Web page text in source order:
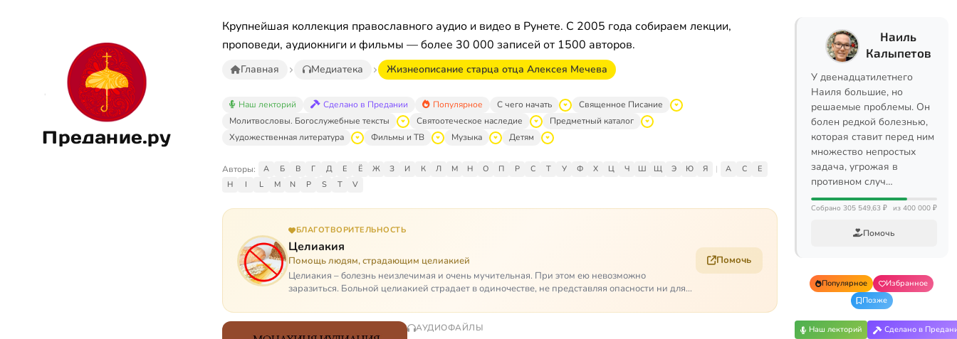
Предание.ру
Крупнейшая коллекция православного аудио и видео в Рунете. С 2005 года собираем лекции,
проповеди, аудиокниги и фильмы — более 30 000 записей от 1500 авторов.
Главная Медиатека Жизнеописание старца отца Алексея Мечева
Наш лекторий Сделано в Предании Популярное С чего начать
Священное Писание
Молитвословы. Богослужебные тексты
Святоотеческое наследие
Предметный каталог
Художественная литература
Фильмы и ТВ Музыка Детям
Авторы: А Б В Г Д Е Ё Ж З И К Л М Н О П Р С Т У Ф Х Ц Ч Ш Щ Э Ю Я | A C
E
H
I L M N P S T V
БЛАГОТВОРИТЕЛЬНОСТЬ
Целиакия
Помощь людям, страдающим целиакией
Целиакия – болезнь неизлечимая и очень мучительная. При этом ею невозможно
заразиться. Больной целиакией страдает в одиночестве, не представляя опасности ни для
Помочь
АУДИОФАЙЛЫ
Наиль
Калыпетов
У двенадцатилетнего
Наиля большие, но
решаемые проблемы. Он
болен редкой болезнью,
которая ставит перед ним
множество непростых
задача, угрожая в
противном случ…
Собрано 305 549,63 ₽ из 400 000 ₽
Помочь
Популярное
Избранное
Позже
Наш лекторий Сделано в